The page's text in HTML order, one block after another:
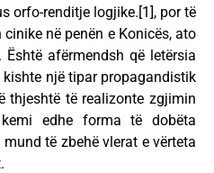
orfo-renditje logjike.[1], por të
në penën e Konicës, ato
afërmendsh që letërsia
një tipar propagandistik
thjeshtë të realizonte zgjimin
edhe forma të dobëta
të zbehë vlerat e vërteta